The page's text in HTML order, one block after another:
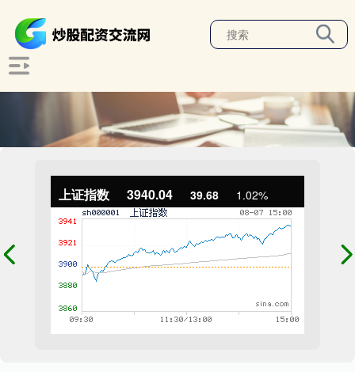
上证指数 3940.04 39.68 1.02%